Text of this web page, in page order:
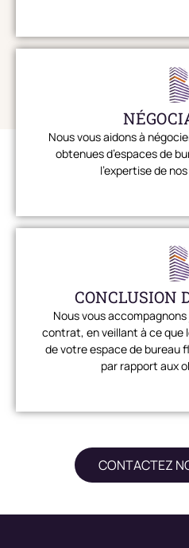
Nous vous aidons à
obtenues d’espaces de
l'expertise de
CONCLUSION
Nous vous
contrat, en veillant à ce que
de votre espace de bureau
par rapport aux
CONTACTEZ